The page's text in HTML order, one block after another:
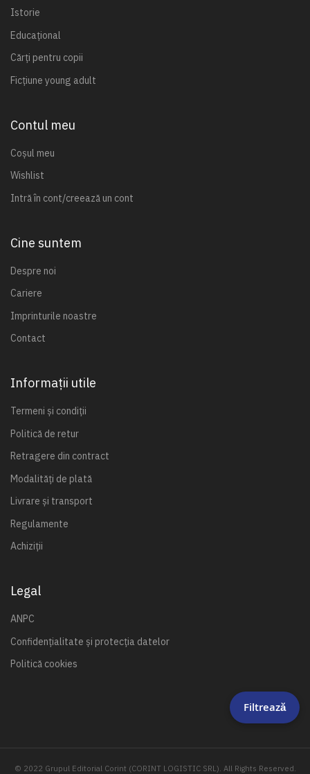
Istorie
Educațional
Cărți pentru copii
Ficțiune young adult
Contul meu
Coșul meu
Wishlist
Intră în cont/creează un cont
Cine suntem
Despre noi
Cariere
Imprinturile noastre
Contact
Informații utile
Termeni și condiții
Politică de retur
Retragere din contract
Modalități de plată
Livrare și transport
Regulamente
Achiziții
Legal
ANPC
Confidențialitate și protecția datelor
Politică cookies
© 2022 Grupul Editorial Corint (CORINT LOGISTIC SRL). All Rights Reserved.
Filtrează